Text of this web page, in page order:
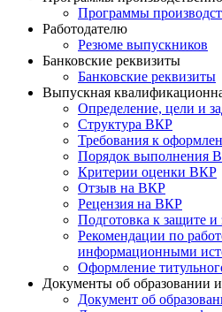
Программы
Работодателю
Резюме выпускников
Банковские реквизиты
Банковские реквизиты
Выпускная
Определение, цели и
Структура ВКР
Требования к
Порядок выполнения
Критерии оценки ВКР
Отзыв на ВКР
Рецензия на ВКР
Подготовка к защите
Рекомендации по
информационными
Оформление
Документы об образовании
Документ об